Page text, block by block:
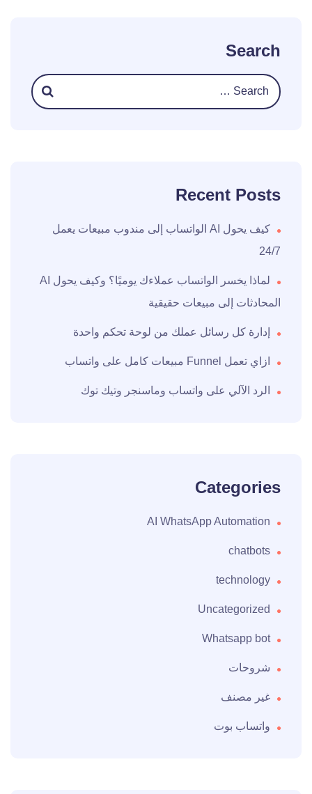
Search
Recent Posts
كيف يحول AI الواتساب إلى مندوب مبيعات يعمل
24/7
لماذا يخسر الواتساب عملاءك يوميًا؟ وكيف يحول AI
المحادثات إلى مبيعات حقيقية
إدارة كل رسائل عملك من لوحة تحكم واحدة
ازاي تعمل Funnel مبيعات كامل على واتساب
الرد الآلي على واتساب وماسنجر وتيك توك
Categories
AI WhatsApp Automation
chatbots
technology
Uncategorized
Whatsapp bot
شروحات
غير مصنف
واتساب بوت